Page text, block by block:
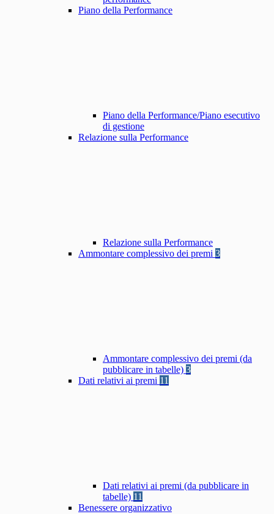
Piano della Performance
Piano della Performance/Piano esecutivo
di gestione
Relazione sulla Performance
Relazione sulla Performance
Ammontare complessivo dei premi 3
Ammontare complessivo dei premi (da
pubblicare in tabelle) 3
Dati relativi ai premi 11
Dati relativi ai premi (da pubblicare in
tabelle) 11
Benessere organizzativo